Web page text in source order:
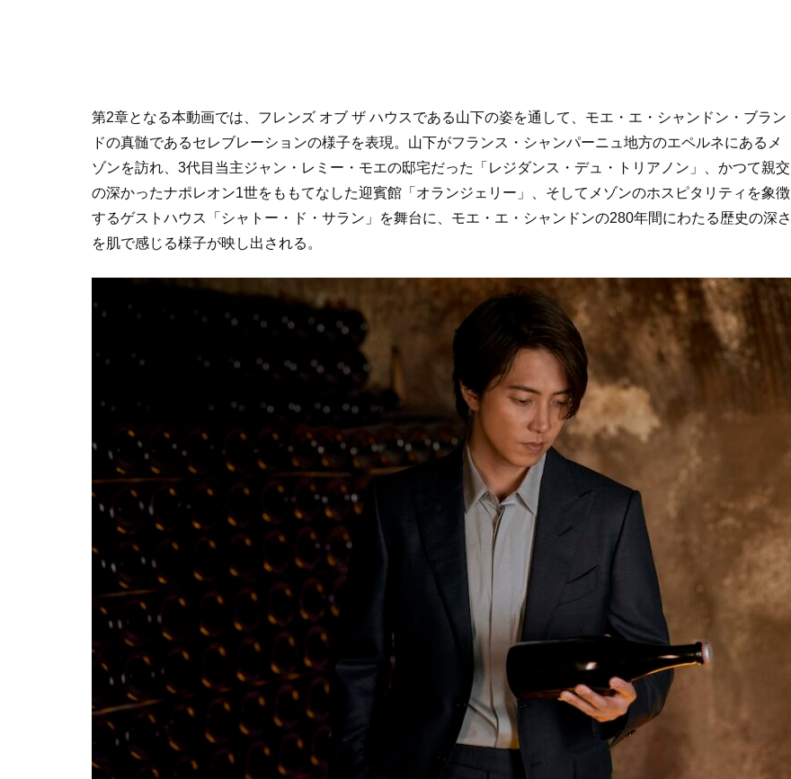
第2章となる本動画では、フレンズ オブ ザ ハウスである山下の姿を通して、モエ・エ・シャンドン・ブラン
ドの真髄であるセレブレーションの様子を表現。山下がフランス・シャンパーニュ地方のエペルネにあるメ
ゾンを訪れ、3代目当主ジャン・レミー・モエの邸宅だった「レジダンス・デュ・トリアノン」、かつて親交
の深かったナポレオン1世をももてなした迎賓館「オランジェリー」、そしてメゾンのホスピタリティを象徴
するゲストハウス「シャトー・ド・サラン」を舞台に、モエ・エ・シャンドンの280年間にわたる歴史の深さ
を肌で感じる様子が映し出される。